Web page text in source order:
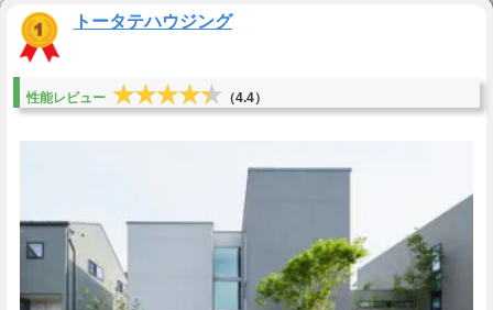
トータテハウジング
性能レビュー ★★★★★
★★★★★ （4.4）